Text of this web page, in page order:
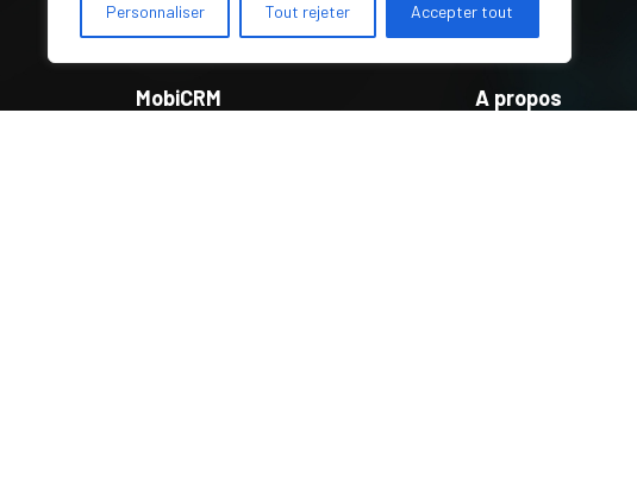
Personnaliser Tout rejeter Accepter tout
MobiCRM
A propos